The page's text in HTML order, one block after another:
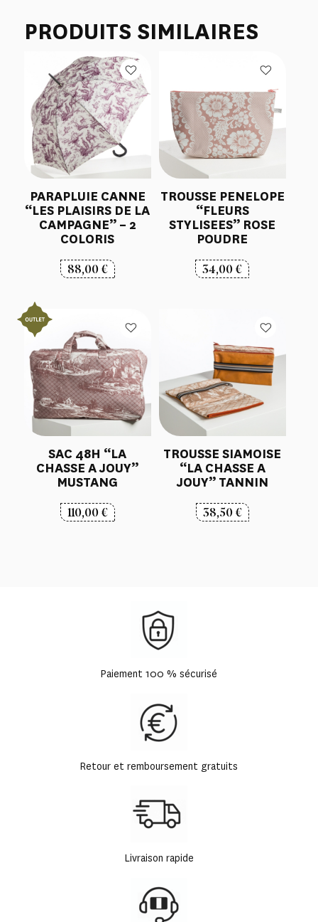
PRODUITS SIMILAIRES
PARAPLUIE CANNE
“LES PLAISIRS DE LA
CAMPAGNE” – 2
COLORIS
88,00€
TROUSSE PENELOPE
“FLEURS
STYLISEES” ROSE
POUDRE
34,00€
SAC 48H “LA
CHASSE A JOUY”
MUSTANG
110,00€
TROUSSE SIAMOISE
“LA CHASSE A
JOUY” TANNIN
38,50€
Paiement 100 % sécurisé
Retour et remboursement gratuits
Livraison rapide